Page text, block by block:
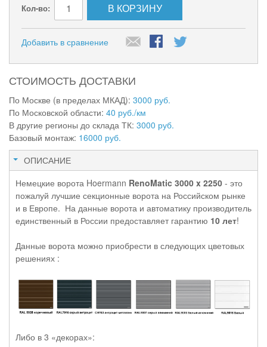
Кол-во: В КОРЗИНУ
Добавить в сравнение
СТОИМОСТЬ ДОСТАВКИ
По Москве (в пределах МКАД): 3000 руб.
По Московской области: 40 руб./км
В другие регионы до склада ТК: 3000 руб.
Базовый монтаж: 16000 руб.
ОПИСАНИЕ
Немецкие ворота Hoermann RenoMatic 3000 x 2250 - это
пожалуй лучшие секционные ворота на Российском рынке
и в Европе. На данные ворота и автоматику производитель
единственный в России предоставляет гарантию 10 лет!
Данные ворота можно приобрести в следующих цветовых
решениях :
Либо в 3 «декорах»: